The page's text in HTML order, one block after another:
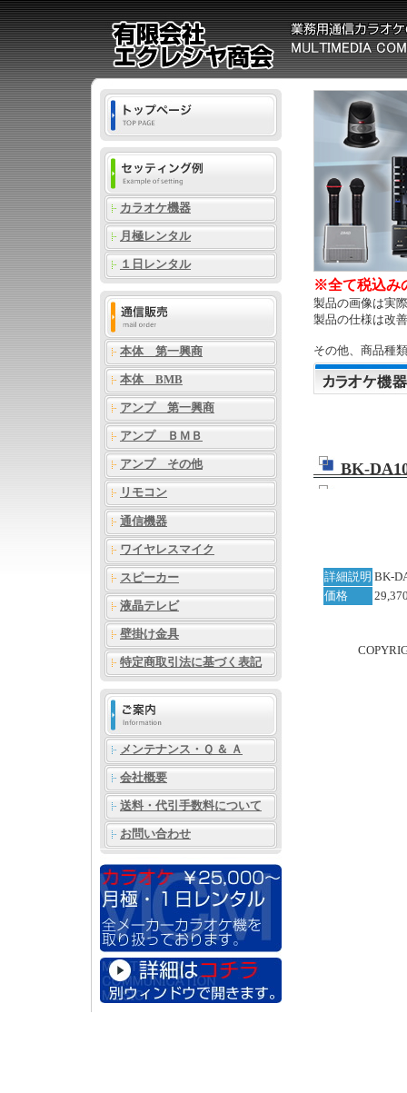
カラオケ機器
月極レンタル
１日レンタル
本体 第一興商
本体 BMB
アンプ 第一興商
アンプ ＢＭＢ
アンプ その他
リモコン
通信機器
ワイヤレスマイク
スピーカー
液晶テレビ
壁掛け金具
特定商取引法に基づく表記
メンテナンス・Ｑ ＆ Ａ
会社概要
送料・代引手数料について
お問い合わせ
※全て税込み
製品の画像は実
製品の仕様は改
その他、商品種
BK-
詳細説明 BK-
価格